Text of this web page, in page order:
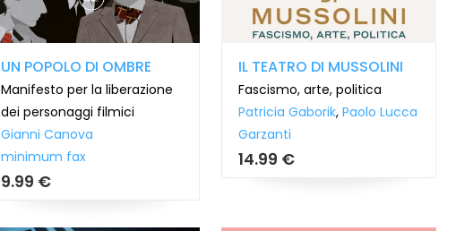
UN POPOLO DI OMBRE
Manifesto per la liberazione
dei personaggi filmici
Gianni Canova
minimum fax
9.99 €
IL TEATRO DI MUSSOLINI
Fascismo, arte, politica
Patricia Gaborik, Paolo Lucca
Garzanti
14.99 €